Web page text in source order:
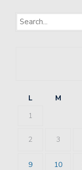
L M
1
2 3
9 10